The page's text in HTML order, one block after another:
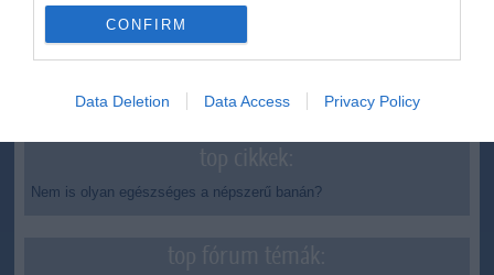
CONFIRM
Data Deletion Data Access Privacy Policy
Szomjazó gólyának adott inni egy férfi Tiszakécskénél -
megható pillanatot rögzített a kamera
delfinanya
Nem is olyan egészséges a népszerű banán?